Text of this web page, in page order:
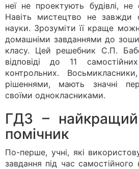
неї не проектують будівлі,
Навіть мистецтво не завжди
науки. Зрозуміти її краще
домашніми завданнями до
класу. Цей решебник С.П.
відповіді до 11
контрольних.
рішеннями, мають значні
своїми однокласниками.
ГДЗ –
помічник
По-перше, учні, які
завдання під час самостійного